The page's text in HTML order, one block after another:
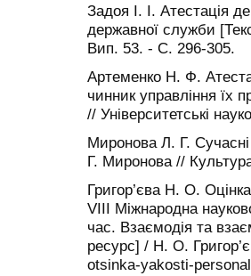
Задоя І. І. Атестація
державної служби
Вип. 53. - С. 296-305.
Артеменко Н. Ф.
чинник управління їх
// Університетські
Миронова Л. Г.
Г. Миронова //
Григор’єва Н. О.
VIII Міжнародна
час. Взаємодія та
ресурс] / Н. О.
otsinka-yakosti-